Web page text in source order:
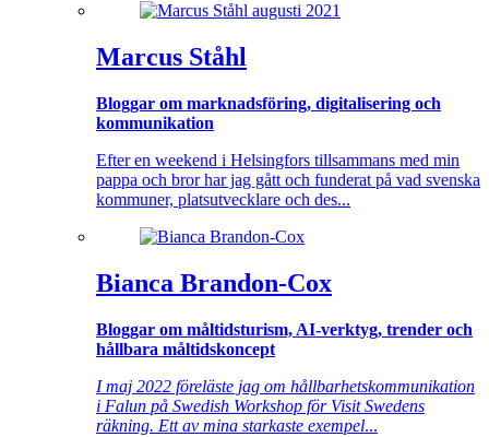
Marcus Ståhl
Bloggar om marknadsföring, digitalisering och
kommunikation
Efter en weekend i Helsingfors tillsammans med min
pappa och bror har jag gått och funderat på vad svenska
kommuner, platsutvecklare och des...
Bianca Brandon-Cox
Bloggar om måltidsturism, AI-verktyg, trender och
hållbara måltidskoncept
I maj 2022 föreläste jag om hållbarhetskommunikation
i Falun på Swedish Workshop för Visit Swedens
räkning. Ett av mina starkaste exempel...